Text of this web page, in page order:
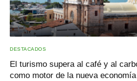
DESTACADOS
El turismo supera al café y al
como motor de la nueva